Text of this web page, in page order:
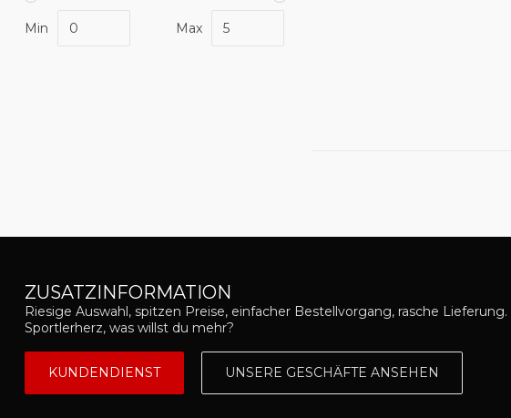
Min Max
ZUSATZINFORMATION
Riesige Auswahl, spitzen Preise, einfacher Bestellvorgang, rasche Lieferung.
Sportlerherz, was willst du mehr?
KUNDENDIENST UNSERE GESCHÄFTE ANSEHEN